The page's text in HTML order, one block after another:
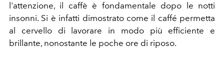
l'attenzione, il caffè è fondamentale dopo le notti
insonni. Si è infatti dimostrato come il caffé permetta
al cervello di lavorare in modo più efficiente e
brillante, nonostante le poche ore di riposo.